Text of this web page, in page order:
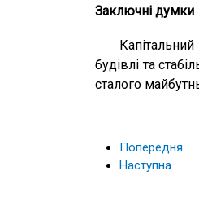
Заключні думки
будівлі та
сталого
Попередня
Наступна